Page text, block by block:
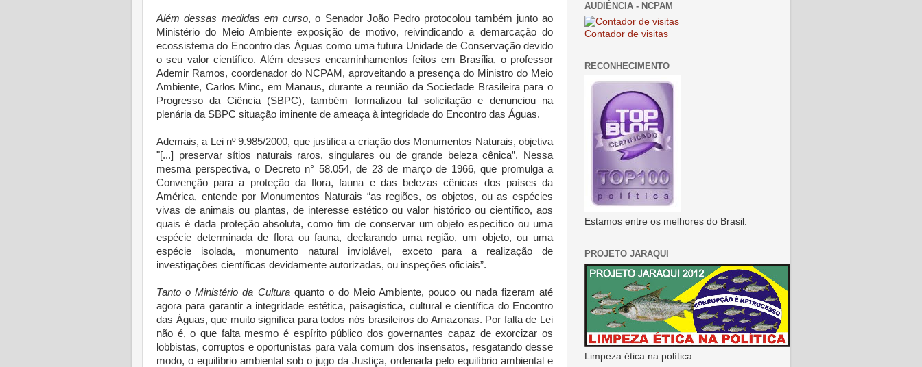
Além dessas medidas em curso, o Senador João Pedro protocolou também junto ao
Ministério do Meio Ambiente exposição de motivo, reivindicando a demarcação do
ecossistema do Encontro das Águas como uma futura Unidade de Conservação devido
o seu valor científico. Além desses encaminhamentos feitos em Brasília, o professor
Ademir Ramos, coordenador do NCPAM, aproveitando a presença do Ministro do Meio
Ambiente, Carlos Minc, em Manaus, durante a reunião da Sociedade Brasileira para o
Progresso da Ciência (SBPC), também formalizou tal solicitação e denunciou na
plenária da SBPC situação iminente de ameaça à integridade do Encontro das Águas.
Ademais, a Lei nº 9.985/2000, que justifica a criação dos Monumentos Naturais, objetiva
"[...] preservar sítios naturais raros, singulares ou de grande beleza cênica”. Nessa
mesma perspectiva, o Decreto n° 58.054, de 23 de março de 1966, que promulga a
Convenção para a proteção da flora, fauna e das belezas cênicas dos países da
América, entende por Monumentos Naturais “as regiões, os objetos, ou as espécies
vivas de animais ou plantas, de interesse estético ou valor histórico ou científico, aos
quais é dada proteção absoluta, como fim de conservar um objeto específico ou uma
espécie determinada de flora ou fauna, declarando uma região, um objeto, ou uma
espécie isolada, monumento natural inviolável, exceto para a realização de
investigações científicas devidamente autorizadas, ou inspeções oficiais”.
Tanto o Ministério da Cultura quanto o do Meio Ambiente, pouco ou nada fizeram até
agora para garantir a integridade estética, paisagística, cultural e científica do Encontro
das Águas, que muito significa para todos nós brasileiros do Amazonas. Por falta de Lei
não é, o que falta mesmo é espírito público dos governantes capaz de exorcizar os
lobbistas, corruptos e oportunistas para vala comum dos insensatos, resgatando desse
modo, o equilíbrio ambiental sob o jugo da Justiça, ordenada pelo equilíbrio ambiental e
AUDIÊNCIA - NCPAM
Contador de visitas
RECONHECIMENTO
Estamos entre os melhores do Brasil.
PROJETO JARAQUI
Limpeza ética na política